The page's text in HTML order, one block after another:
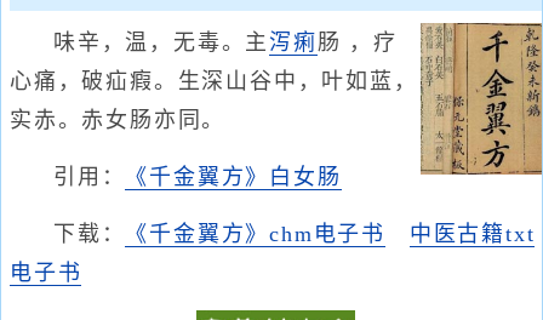
味辛，温，无毒。主泻痢 肠 ，疗
心痛，破疝瘕。生深山谷中，叶如蓝，
实赤。赤女肠亦同。
引用： 《千金翼方》白女肠
下载： 《千金翼方》chm电子书
中医古籍txt
电子书